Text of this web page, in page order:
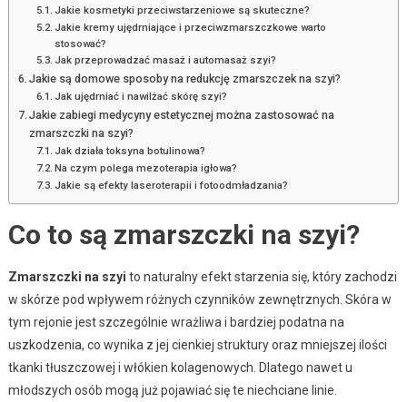
Jakie kosmetyki przeciwstarzeniowe są skuteczne?
Jakie kremy ujędrniające i przeciwzmarszczkowe warto
stosować?
Jak przeprowadzać masaż i automasaż szyi?
Jakie są domowe sposoby na redukcję zmarszczek na szyi?
Jak ujędrniać i nawilżać skórę szyi?
Jakie zabiegi medycyny estetycznej można zastosować na
zmarszczki na szyi?
Jak działa toksyna botulinowa?
Na czym polega mezoterapia igłowa?
Jakie są efekty laseroterapii i fotoodmładzania?
Co to są zmarszczki na szyi?
Zmarszczki na szyi to naturalny efekt starzenia się, który zachodzi
w skórze pod wpływem różnych czynników zewnętrznych. Skóra w
tym rejonie jest szczególnie wrażliwa i bardziej podatna na
uszkodzenia, co wynika z jej cienkiej struktury oraz mniejszej ilości
tkanki tłuszczowej i włókien kolagenowych. Dlatego nawet u
młodszych osób mogą już pojawiać się te niechciane linie.